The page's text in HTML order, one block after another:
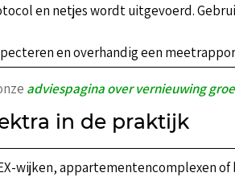
en netjes wordt uitgevoerd.
en overhandig een
adviespagina over vernieuwing
in de praktijk
wijken, appartementencomplexen